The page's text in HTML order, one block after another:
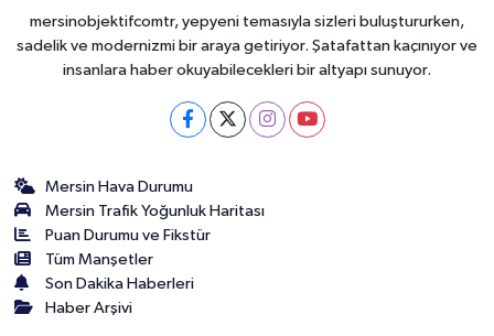
mersinobjektifcomtr, yepyeni temasıyla sizleri buluştururken,
sadelik ve modernizmi bir araya getiriyor. Şatafattan kaçınıyor ve
insanlara haber okuyabilecekleri bir altyapı sunuyor.
Mersin Hava Durumu
Mersin Trafik Yoğunluk Haritası
Puan Durumu ve Fikstür
Tüm Manşetler
Son Dakika Haberleri
Haber Arşivi